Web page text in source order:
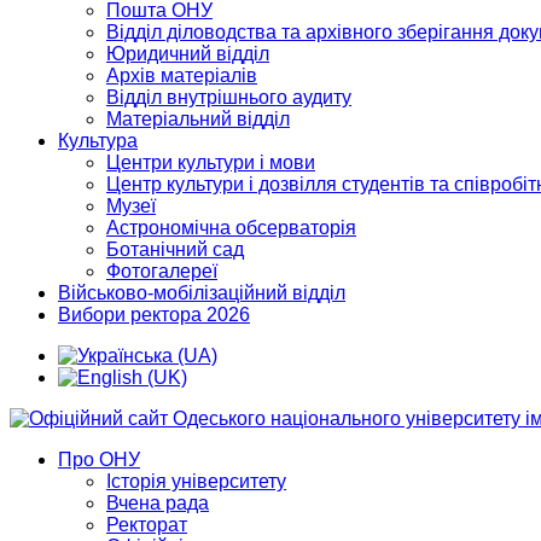
Пошта ОНУ
Відділ діловодства та архівного зберігання
Юридичний відділ
Архів матеріалів
Відділ внутрішнього аудиту
Матеріальний відділ
Культура
Центри культури і мови
Центр культури і дозвілля студентів та
Музеї
Астрономічна обсерваторія
Ботанічний сад
Фотогалереї
Військово-мобілізаційний відділ
Вибори ректора 2026
Про ОНУ
Історія університету
Вчена рада
Ректорат